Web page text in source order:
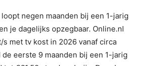
negen maanden bij een 1-jarig
je dagelijks opzegbaar. Online.nl
s met tv kost in 2026 vanaf circa
eerste 9 maanden bij een 1-jarig